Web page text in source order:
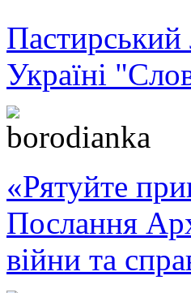
Україні
«Рятуйте
Послання
війни та